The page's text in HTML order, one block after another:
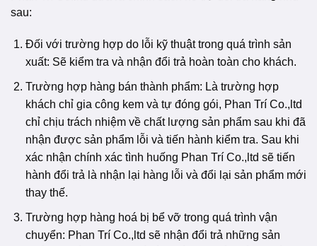
sau:
Đối với trường hợp do lỗi kỹ thuật trong quá trình sản
xuất: Sẽ kiểm tra và nhận đổi trả hoàn toàn cho khách.
Trường hợp hàng bán thành phẩm: Là trường hợp
khách chỉ gia công kem và tự đóng gói, Phan Trí Co.,ltd
chỉ chịu trách nhiệm về chất lượng sản phẩm sau khi đã
nhận được sản phẩm lỗi và tiến hành kiểm tra. Sau khi
xác nhận chính xác tình huống Phan Trí Co.,ltd sẽ tiến
hành đổi trả là nhận lại hàng lỗi và đổi lại sản phẩm mới
thay thế.
Trường hợp hàng hoá bị bể vỡ trong quá trình vận
chuyển: Phan Trí Co.,ltd sẽ nhận đổi trả những sản